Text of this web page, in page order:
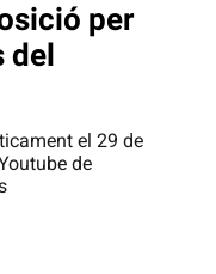
per
del
el 29 de
de